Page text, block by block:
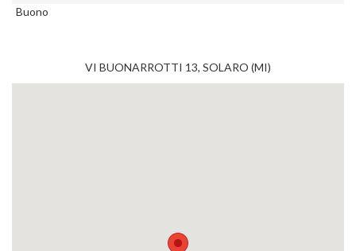
Buono
VI BUONARROTTI 13, SOLARO (MI)